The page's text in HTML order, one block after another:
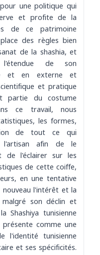
une politique qui
et profite de la
de ce patrimoine
des règles bien
de la shashia, et
de son
et en externe et
et pratique
du costume
ce travail, nous
les formes,
de tout ce qui
afin de le
de l'éclairer sur les
de cette coiffe,
en une tentative
l'intérêt et la
malgré son déclin et
Shashiya tunisienne
comme une
l'identité tunisienne
et ses spécificités.